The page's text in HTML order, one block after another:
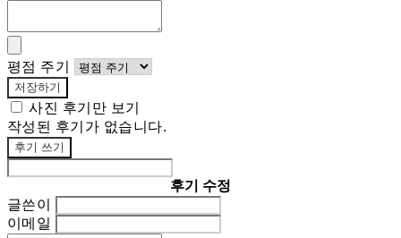
평점 주기
저장하기
사진 후기만 보기
작성된 후기가 없습니다.
후기 쓰기
후기 수정
글쓴이
이메일